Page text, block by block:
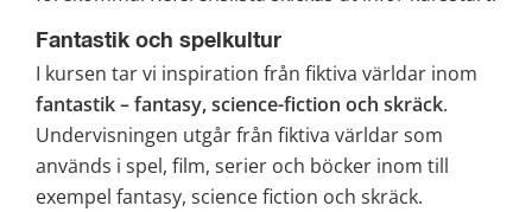
Fantastik och spelkultur
fantastik – fantasy, science-fiction och skräck.
Undervisningen utgår från fiktiva världar som
används i spel, film, serier och böcker inom till
exempel fantasy, science fiction och skräck.